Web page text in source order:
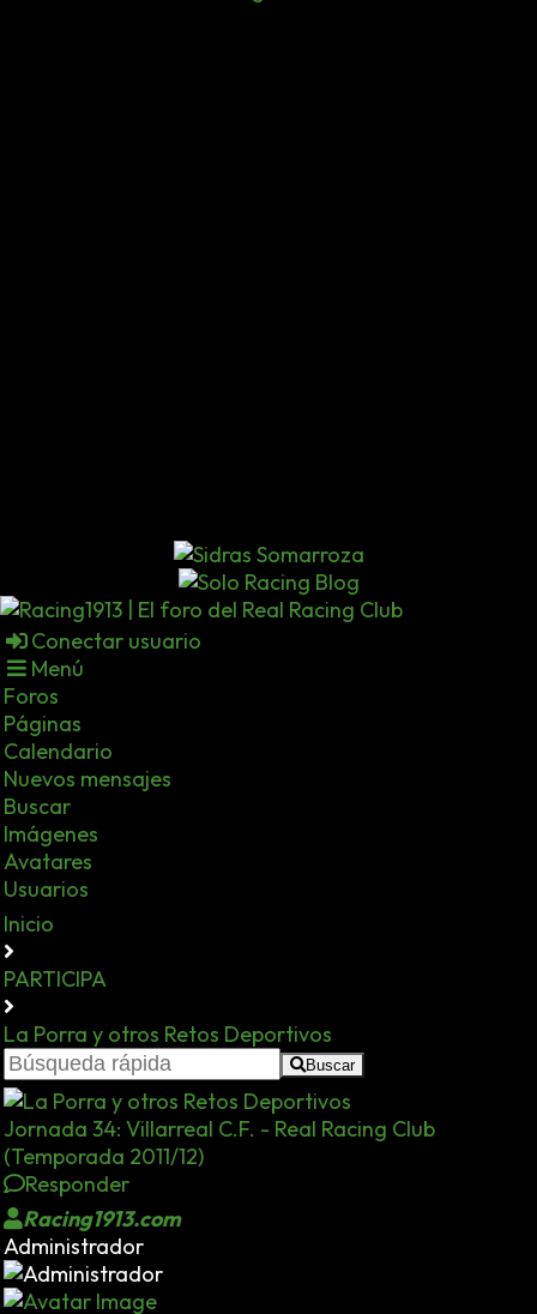
Conectar usuario
Menú
Foros
Páginas
Calendario
Nuevos mensajes
Buscar
Imágenes
Avatares
Usuarios
Inicio
PARTICIPA
La Porra y otros Retos Deportivos
Buscar
Jornada 34: Villarreal C.F. - Real Racing Club
(Temporada 2011/12)
Responder
Racing1913.com
Administrador